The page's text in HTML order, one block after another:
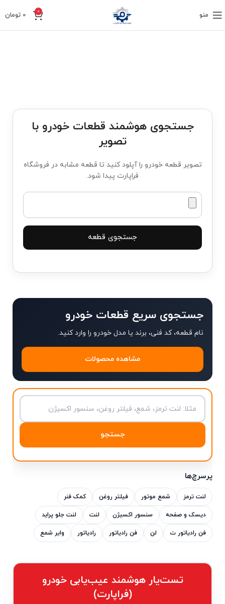
منو 0
0 تومان
جستجوی هوشمند قطعات خودرو با
تصویر
تصویر قطعه خودرو را آپلود کنید تا قطعه مشابه در فروشگاه
فراپارت پیدا شود.
جستجوی قطعه
جستجوی سریع قطعات خودرو
نام قطعه، کد فنی، برند یا مدل خودرو را وارد کنید.
مشاهده محصولات
جستجو
پرسرچ‌ها
لنت ترمز شمع موتور فیلتر روغن کمک فنر
دیسک و صفحه سنسور اکسیژن لنت لنت جلو پراید
فن رادیاتور ت لن فن رادیاتور رادیاتور وایر شمع
تست‌یار هوشمند عیب‌یابی خودرو
(فراپارت)